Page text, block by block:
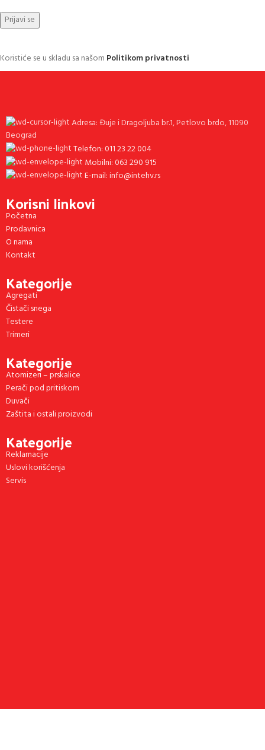
Koristiće se u skladu sa našom Politikom privatnosti
Adresa: Đuje i Dragoljuba br.1, Petlovo brdo, 11090
Beograd
Telefon: 011 23 22 004
Mobilni: 063 290 915
E-mail: info@intehv.rs
Korisni linkovi
Početna
Prodavnica
O nama
Kontakt
Kategorije
Agregati
Čistači snega
Testere
Trimeri
Kategorije
Atomizeri – prskalice
Perači pod pritiskom
Duvači
Zaštita i ostali proizvodi
Kategorije
Reklamacije
Uslovi korišćenja
Servis